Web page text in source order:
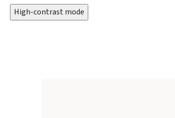
High-contrast mode